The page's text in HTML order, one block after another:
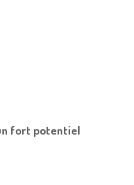
fort potentiel